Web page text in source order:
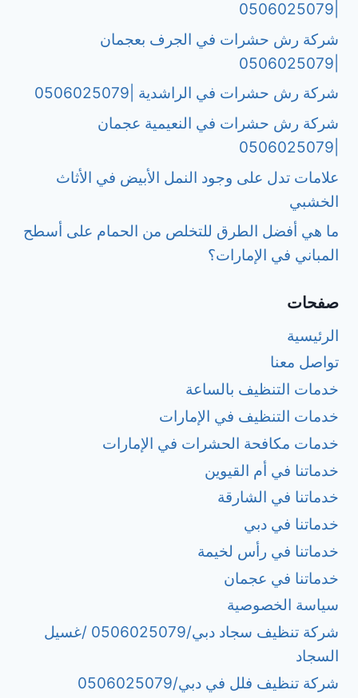
شركة رش حشرات في الجرف بعجمان
شركة رش حشرات في الراشدية |0506025079
شركة رش حشرات في النعيمية عجمان
علامات تدل على وجود النمل الأبيض في الأثاث
الخشبي
ما هي أفضل الطرق للتخلص من الحمام على أسطح
المباني في الإمارات؟
صفحات
الرئيسية
تواصل معنا
خدمات التنظيف بالساعة
خدمات التنظيف في الإمارات
خدمات مكافحة الحشرات في الإمارات
خدماتنا في أم القيوين
خدماتنا في الشارقة
خدماتنا في دبي
خدماتنا في رأس لخيمة
خدماتنا في عجمان
سياسة الخصوصية
شركة تنظيف سجاد دبي/0506025079 /غسيل
السجاد
شركة تنظيف فلل في دبي/0506025079